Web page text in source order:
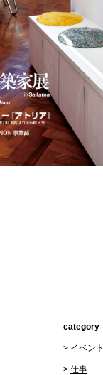
category
> イベント
> 仕事